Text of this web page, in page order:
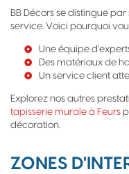
BB Décors se distingue par
service. Voici pourquoi
Une équipe
Des matériaux de
Un service client
Explorez nos autres
tapisserie murale à Feurs
décoration.
ZONES